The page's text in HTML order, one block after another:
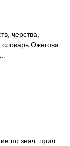
черства,
Ожегова.
по знач. прил.